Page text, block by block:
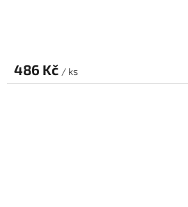
486 Kč / ks